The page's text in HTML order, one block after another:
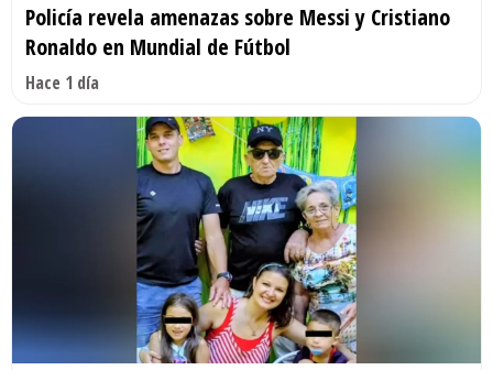
Policía revela amenazas sobre Messi y Cristiano
Ronaldo en Mundial de Fútbol
Hace 1 día